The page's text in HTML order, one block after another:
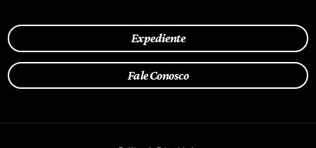
Expediente
Fale Conosco